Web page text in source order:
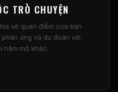
TRÒ CHUYỆN
sẻ quan điểm của bạn.
ứng và dự đoán với
hâm mộ khác.